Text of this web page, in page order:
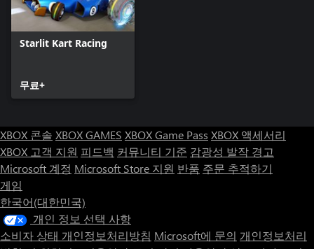
Starlit Kart Racing
무료+
XBOX 콘솔 XBOX GAMES XBOX Game Pass XBOX 액세서리
XBOX 고객 지원 피드백 커뮤니티 기준 감광성 발작 경고
Microsoft 계정 Microsoft Store 지원 반품 주문 추적하기
게임
한국어(대한민국)
개인 정보 선택 사항
소비자 상태 개인정보처리방침 Microsoft에 문의 개인정보처리